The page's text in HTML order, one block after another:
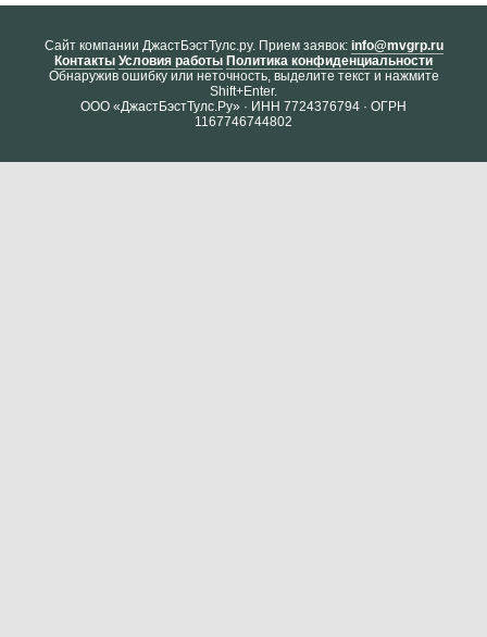
Cайт компании ДжастБэстТулс.ру. Прием заявок: info@mvgrp.ru
Контакты Условия работы Политика конфиденциальности
Обнаружив ошибку или неточность, выделите текст и нажмите
Shift+Enter.
ООО «ДжастБэстТулс.Ру» · ИНН 7724376794 · ОГРН
1167746744802